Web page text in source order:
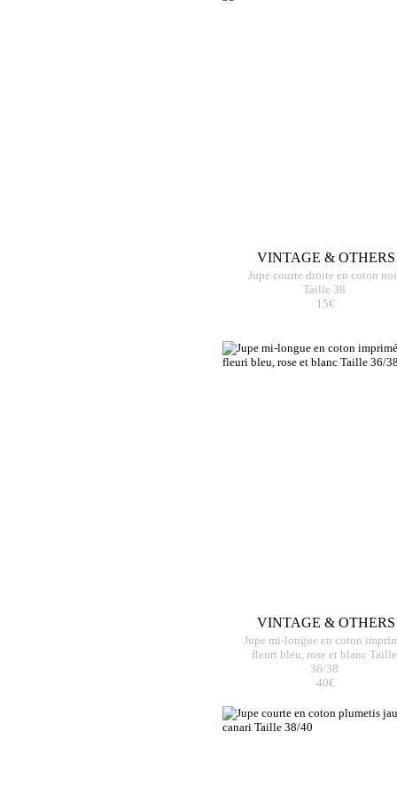
VINTAGE & OTHERS
Jupe courte droite en coton
Taille 38
15€
VINTAGE & OTHERS
Jupe mi-longue en coton
fleuri bleu, rose et blanc Taille
36/38
40€